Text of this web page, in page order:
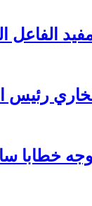
الفاعل
رئيس
خطابا